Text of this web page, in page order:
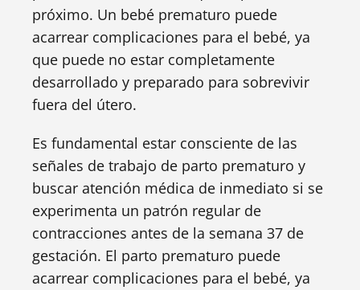
próximo. Un bebé prematuro puede
acarrear complicaciones para el bebé, ya
que puede no estar completamente
desarrollado y preparado para sobrevivir
fuera del útero.
Es fundamental estar consciente de las
señales de trabajo de parto prematuro y
buscar atención médica de inmediato si se
experimenta un patrón regular de
contracciones antes de la semana 37 de
gestación. El parto prematuro puede
acarrear complicaciones para el bebé, ya